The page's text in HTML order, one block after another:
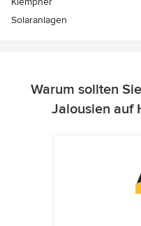
Solaranlagen
Warum sollten
Jalousien auf